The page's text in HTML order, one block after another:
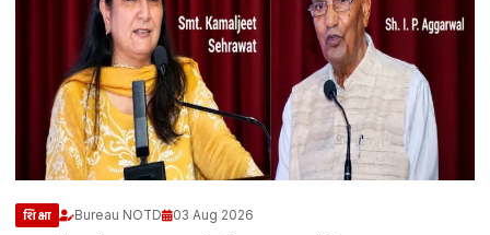
शिक्षा Bureau NOTD 03 Aug 2026